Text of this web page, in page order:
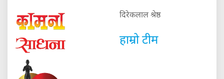
दिरेकलाल श्रेष्ठ
हाम्रो टीम